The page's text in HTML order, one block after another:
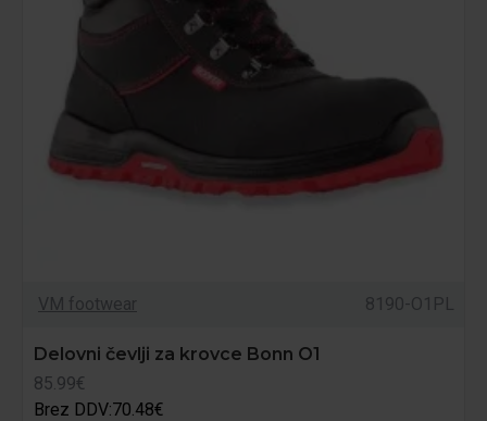
VM footwear 8190-O1PL
Delovni čevlji za krovce Bonn O1
85.99€
Brez DDV:70.48€